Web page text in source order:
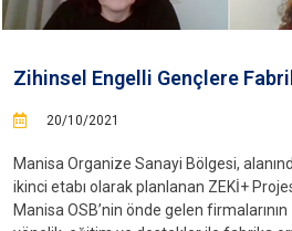
Zihinsel Engelli Gençlere
20/10/2021
Manisa Organize Sanayi Bölgesi,
ikinci etabı olarak planlanan ZEKİ+
Manisa OSB’nin önde gelen